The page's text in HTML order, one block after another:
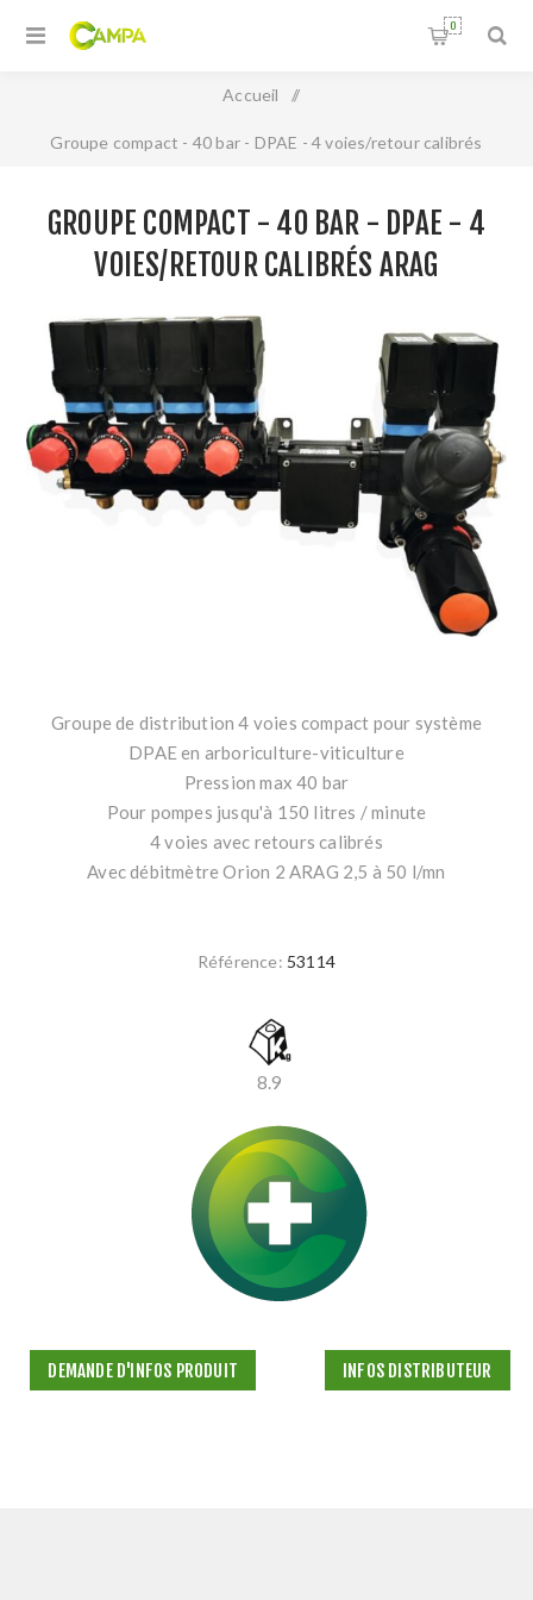
0
Accueil /
Groupe compact - 40 bar - DPAE - 4 voies/retour calibrés
GROUPE COMPACT - 40 BAR - DPAE - 4
VOIES/RETOUR CALIBRÉS ARAG
Groupe de distribution 4 voies compact pour système
DPAE en arboriculture-viticulture
Pression max 40 bar
Pour pompes jusqu'à 150 litres / minute
4 voies avec retours calibrés
Avec débitmètre Orion 2 ARAG 2,5 à 50 l/mn
Référence: 53114
8.9
DEMANDE D'INFOS PRODUIT INFOS DISTRIBUTEUR